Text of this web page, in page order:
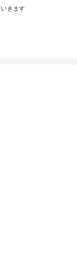
きます